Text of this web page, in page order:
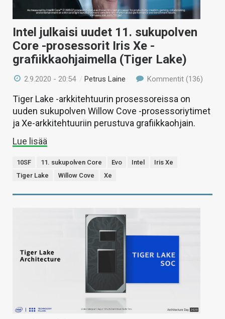
Intel julkaisi uudet 11. sukupolven
Core -prosessorit Iris Xe -
grafiikkaohjaimella (Tiger Lake)
2.9.2020 - 20:54 /Petrus Laine Kommentit (136)
Tiger Lake -arkkitehtuurin prosessoreissa on
uuden sukupolven Willow Cove -prosessoriytimet
ja Xe-arkkitehtuuriin perustuva grafiikkaohjain.
Lue lisää
10SF 11. sukupolven Core Evo Intel
Iris Xe
Tiger Lake
Willow Cove Xe